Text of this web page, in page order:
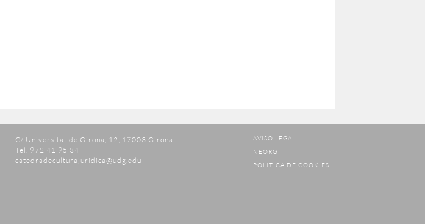
C/ Universitat de Girona, 12, 17003 Girona
Tel. 972 41 95 34
catedradeculturajuridica@udg.edu
AVISO LEGAL
NEORG
POLÍTICA DE COOKIES